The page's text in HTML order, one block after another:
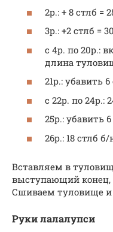
2р.: + 8 стлб =
3р.: +2 стлб =
с 4р. по 20р.:
длина
21р.: убавить
с 22р. по 24р.:
25р.: убавить
26р.: 18 стлб б/
Вставляем в
выступающий конец,
Сшиваем туловище и
Руки лалалупси